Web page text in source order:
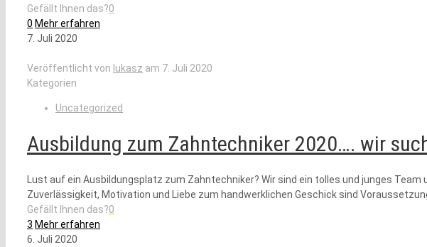
Gefällt Ihnen das?0
0 Mehr erfahren
7. Juli 2020
Veröffentlicht von lukasz am 7. Juli 2020
Kategorien
Uncategorized
Ausbildung zum Zahntechniker 2020…. wir
Lust auf ein Ausbildungsplatz zum Zahntechniker? Wir sind ein tolles und junges
Zuverlässigkeit, Motivation und Liebe zum handwerklichen Geschick sind
Gefällt Ihnen das?0
3 Mehr erfahren
6. Juli 2020